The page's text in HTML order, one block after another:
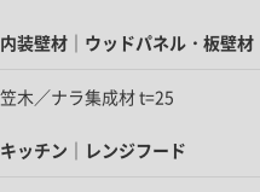
内装壁材｜ウッドパネル・板壁材
笠木／ナラ集成材 t=25
キッチン｜レンジフード